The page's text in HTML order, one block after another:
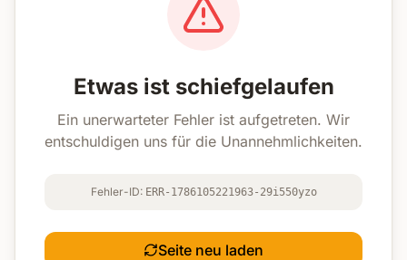
Etwas ist schiefgelaufen
Ein unerwarteter Fehler ist aufgetreten. Wir
entschuldigen uns für die Unannehmlichkeiten.
Fehler-ID: ERR-1786105221963-29i550yzo
Seite neu laden